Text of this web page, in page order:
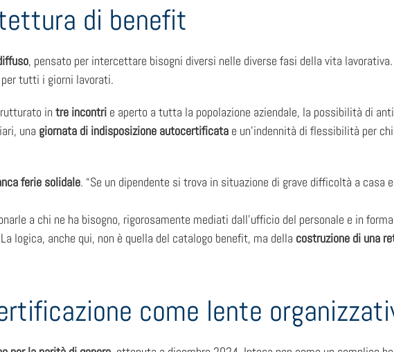
di benefit
, pensato per intercettare bisogni diversi nelle diverse fasi della vita
tutti i giorni lavorati.
in tre incontri e aperto a tutta la popolazione aziendale, la possibilità di
una giornata di indisposizione autocertificata e un’indennità di flessibilità per
ferie solidale. “Se un dipendente si trova in situazione di grave difficoltà a casa
a chi ne ha bisogno, rigorosamente mediati dall’ufficio del personale e in
logica, anche qui, non è quella del catalogo benefit, ma della costruzione di una
come lente